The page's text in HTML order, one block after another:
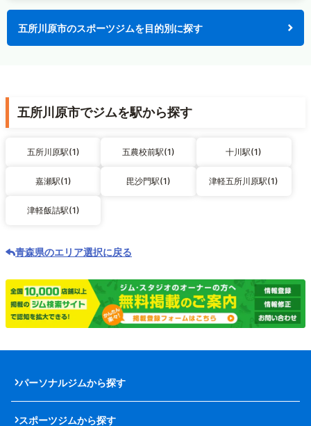
五所川原市のスポーツジムを目的別に探す
五所川原市でジムを駅から探す
五所川原駅(1) 五農校前駅(1) 十川駅(1)
嘉瀬駅(1) 毘沙門駅(1) 津軽五所川原駅(1)
津軽飯詰駅(1)
青森県のエリア選択に戻る
パーソナルジムから探す
スポーツジムから探す